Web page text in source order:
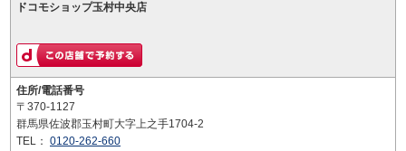
ドコモショップ玉村中央店
住所/電話番号
〒370-1127
群馬県佐波郡玉村町大字上之手1704-2
TEL： 0120-262-660